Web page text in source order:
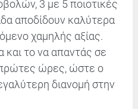
3 με 5 ποιοτικές
αποδίδουν καλύτερα
χαμηλής αξίας.
και το να απαντάς σε
πρώτες ώρες, ώστε ο
διανομή στην